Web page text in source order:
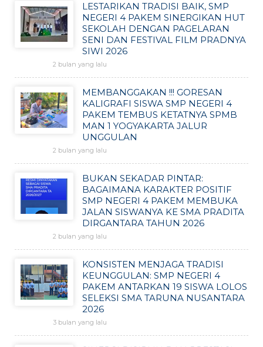
LESTARIKAN TRADISI BAIK, SMP
NEGERI 4 PAKEM SINERGIKAN HUT
SEKOLAH DENGAN PAGELARAN
SENI DAN FESTIVAL FILM PRADNYA
SIWI 2026
2 bulan yang lalu
MEMBANGGAKAN !!! GORESAN
KALIGRAFI SISWA SMP NEGERI 4
PAKEM TEMBUS KETATNYA SPMB
MAN 1 YOGYAKARTA JALUR
UNGGULAN
2 bulan yang lalu
BUKAN SEKADAR PINTAR:
BAGAIMANA KARAKTER POSITIF
SMP NEGERI 4 PAKEM MEMBUKA
JALAN SISWANYA KE SMA PRADITA
DIRGANTARA TAHUN 2026
2 bulan yang lalu
KONSISTEN MENJAGA TRADISI
KEUNGGULAN: SMP NEGERI 4
PAKEM ANTARKAN 19 SISWA LOLOS
SELEKSI SMA TARUNA NUSANTARA
2026
3 bulan yang lalu